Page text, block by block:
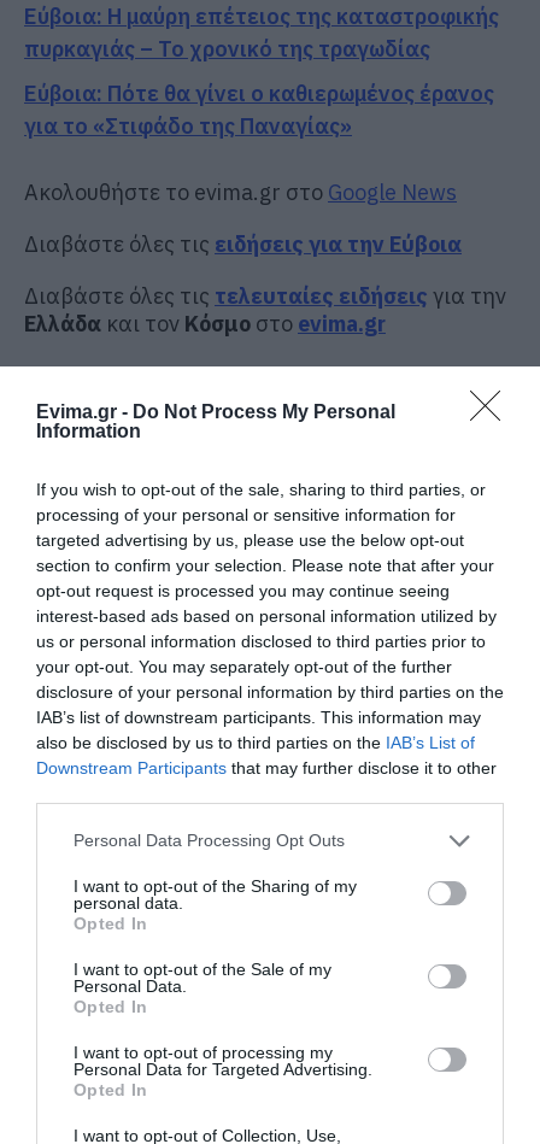
Evima.gr - Do Not Process My Personal
Information
If you wish to opt-out of the sale, sharing to third parties, or
processing of your personal or sensitive information for
targeted advertising by us, please use the below opt-out
section to confirm your selection. Please note that after your
opt-out request is processed you may continue seeing
interest-based ads based on personal information utilized by
us or personal information disclosed to third parties prior to
your opt-out. You may separately opt-out of the further
disclosure of your personal information by third parties on the
IAB’s list of downstream participants. This information may
also be disclosed by us to third parties on the IAB’s List of
Downstream Participants that may further disclose it to other
Please note that this website/app uses one or more Google
not limited to your visit or usage behaviour. You may click to
grant or deny consent to Google and its third-party tags to
use your data for below specified purposes in below Google
consent section.
Personal Data Processing Opt Outs
I want to opt-out of the Sharing of my
personal data.
Opted In
I want to opt-out of the Sale of my
Personal Data.
Opted In
I want to opt-out of processing my
Personal Data for Targeted Advertising.
Opted In
I want to opt-out of Collection, Use,
Εύβοια: Η μαύρη επέτειος της καταστροφικής
πυρκαγιάς – Το χρονικό της τραγωδίας
Εύβοια: Πότε θα γίνει ο καθιερωμένος έρανος
για το «Στιφάδο της Παναγίας»
Ακολουθήστε το evima.gr στο Google News
Διαβάστε όλες τις ειδήσεις για την Εύβοια
Διαβάστε όλες τις τελευταίες ειδήσεις για την
Ελλάδα και τον Κόσμο στο evima.gr
TAGS:
ΜΕΣΑΙΩΝΑΣ
ΝΕΑ ΕΥΒΟΙΑ
ΠΥΡΓΟΣ
ΠΥΡΓΟΣ ΒΑΣΙΛΙΚΟΥ
Φωτιά στην Εύβοια σε ξερά χόρτα
09.08.2026 | 00:10
Ρίγη συγκίνησης στην Εύβοια! Η
Ιερά Μονή Οσίου Δαυΐδ έλαμψε
στη μεγάλη πανήγυρη της
Μεταμορφώσεως
08.08.2026 | 21:00
Φάνης Σπανός: 500.000 € για την
Δημοτικού Σχολείου Λιβαδειάς
Εύβοια: Τέλος στις παράνομες
χωρίς εξαιρέσεις
08.08.2026 | 20:20
Εύβοια: Η μαύρη επέτειος της
καταστροφικής πυρκαγιάς – Το
χρονικό της τραγωδίας
08.08.2026 | 20:00